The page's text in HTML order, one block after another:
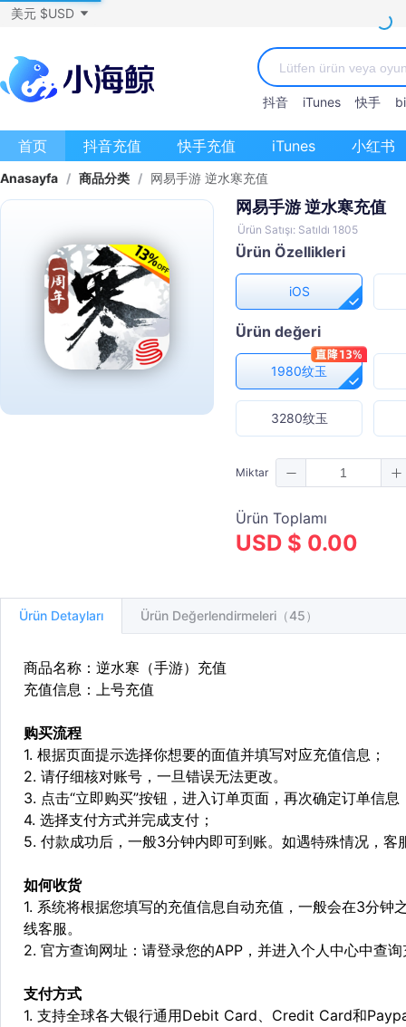
美元 $USD
抖音 iTunes 快手
首页 抖音充值 快手充值 iTunes 小红书
Anasayfa / 商品分类 / 网易手游 逆水寒充值
网易手游 逆水寒充值
Ürün Satışı: Satıldı 1805
Ürün Özellikleri
iOS
Ürün değeri
1980纹玉
3280纹玉
Miktar
Ürün Toplamı
USD $ 0.00
Ürün Detayları Ürün Değerlendirmeleri（45）
商品名称：逆水寒（手游）充值
充值信息：上号充值
购买流程
1. 根据页面提示选择你想要的面值并填写对应充值信息；
2. 请仔细核对账号，一旦错误无法更改。
3. 点击“立即购买”按钮，进入订单页面，再次确定订单信息
4. 选择支付方式并完成支付；
5. 付款成功后，一般3分钟内即可到账。如遇特殊情况，
如何收货
1. 系统将根据您填写的充值信息自动充值，一般会在3分
线客服。
2. 官方查询网址：请登录您的APP，并进入个人中心中查
支付方式
1. 支持全球各大银行通用Debit Card、Credit Card和